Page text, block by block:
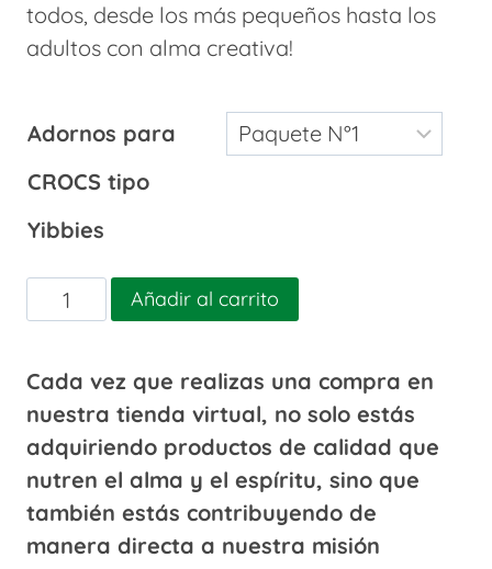
todos, desde los más pequeños hasta los
adultos con alma creativa!
Adornos para
CROCS tipo
Yibbies
Adornos
para
tipo
Yibbies
5
piezas
cantidad
Añadir al carrito
Cada vez que realizas una compra en
nuestra tienda virtual, no solo estás
adquiriendo productos de calidad que
nutren el alma y el espíritu, sino que
también estás contribuyendo de
manera directa a nuestra misión